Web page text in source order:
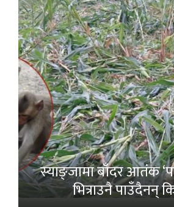
स्याङ्जामा बाँदर आतंक
भित्राउनै पाउँदैनन्